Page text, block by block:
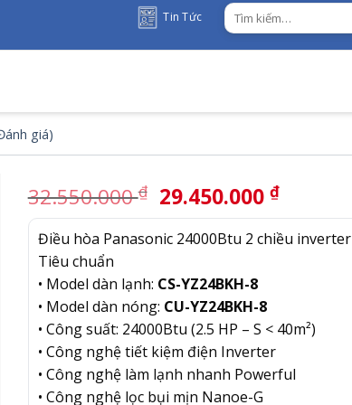
Tin Tức
Tìm
kiếm:
giá)
32.550.000₫ Giá
gốc
là:
29.450.000₫
hiện
tại
Điều hòa Panasonic 24000Btu 2 chiều inverter
Tiêu chuẩn
• Model dàn lạnh: CS-YZ24BKH-8
• Model dàn nóng: CU-YZ24BKH-8
• Công suất: 24000Btu (2.5 HP – S < 40m²)
• Công nghệ tiết kiệm điện Inverter
• Công nghệ làm lạnh nhanh Powerful
• Công nghệ lọc bụi mịn Nanoe-G